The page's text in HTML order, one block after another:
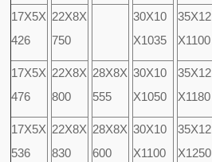
17X5X
426
22X8X
750
30X10
X1035
35X12
X1100
17X5X
476
22X8X
800
28X8X
555
30X10
X1050
35X12
X1180
17X5X
536
22X8X
830
28X8X
600
30X10
X1100
35X12
X1250